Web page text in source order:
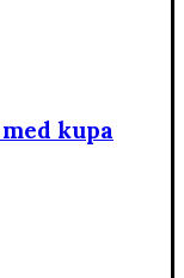
kupa